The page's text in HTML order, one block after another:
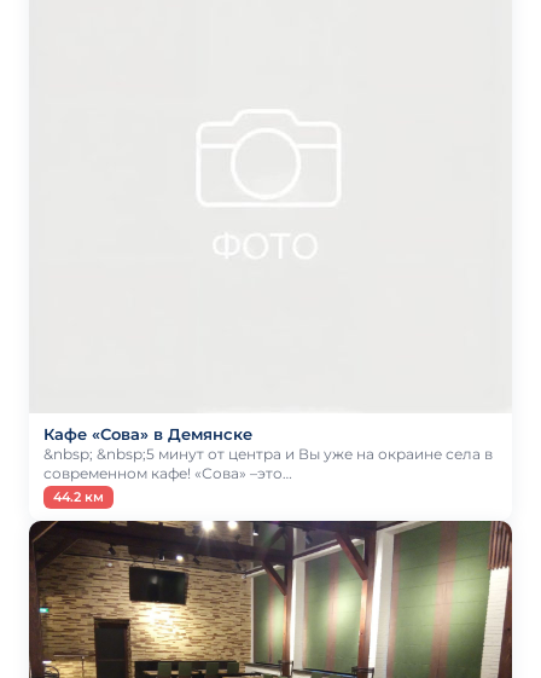
Кафе «Сова» в Демянске
&nbsp; &nbsp;5 минут от центра и Вы уже на окраине села в
современном кафе! «Сова» –это…
44.2 км